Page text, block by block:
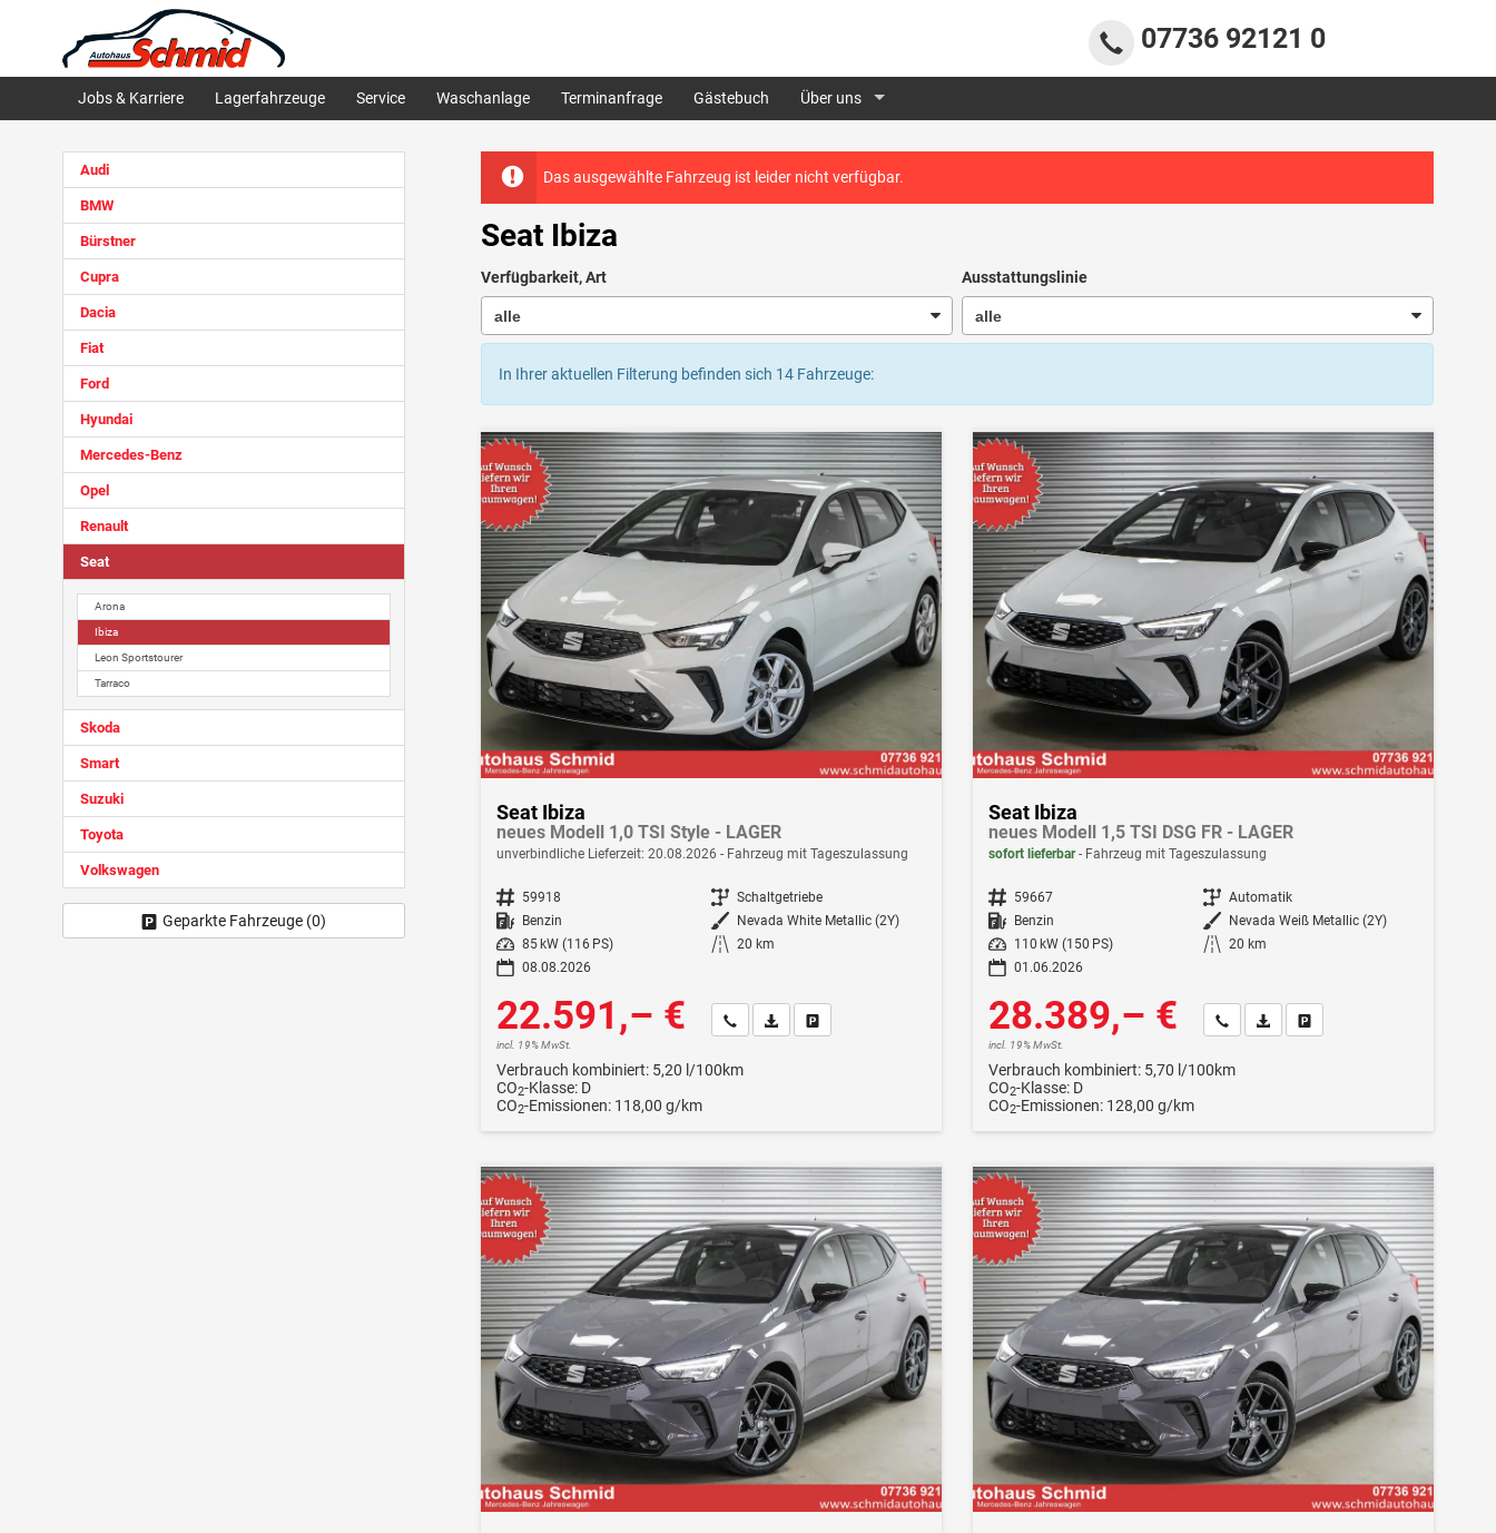
07736 92121 0
Jobs & Karriere Lagerfahrzeuge Service Waschanlage Terminanfrage Gästebuch Über uns
Das ausgewählte Fahrzeug ist leider nicht verfügbar.
Seat Ibiza
Verfügbarkeit, Art Ausstattungslinie
In Ihrer aktuellen Filterung befinden sich 14Fahrzeuge:
Seat Ibiza
neues Modell 1,0 TSI Style - LAGER
unverbindliche Lieferzeit: 20.08.2026 Fahrzeug mit Tageszulassung
Fahrzeugnr. 59918 Getriebe Schaltgetriebe
Kraftstoff Benzin Außenfarbe Nevada White Metallic (2Y)
Leistung
85 kW (116 PS) Kilometerstand 20 km
08.08.2026
22.591,– €
incl. 19% MwSt.
Wir rufen Sie an
Fahrzeugexposé (PDF)
Fahrzeug parken
Verbrauch kombiniert: 5,20 l/100km
CO2-Klasse: D
CO2-Emissionen: 118,00 g/km
Seat Ibiza
neues Modell 1,5 TSI DSG FR - LAGER
sofort lieferbar Fahrzeug mit Tageszulassung
Fahrzeugnr. 59667 Getriebe Automatik
Kraftstoff Benzin Außenfarbe Nevada Weiß Metallic (2Y)
Leistung
110 kW (150 PS) Kilometerstand 20 km
01.06.2026
28.389,– €
incl. 19% MwSt.
Wir rufen Sie an
Fahrzeugexposé (PDF)
Fahrzeug parken
Verbrauch kombiniert: 5,70 l/100km
CO2-Klasse: D
CO2-Emissionen: 128,00 g/km
Audi
BMW
Bürstner
Cupra
Dacia
Fiat
Ford
Hyundai
Mercedes-Benz
Opel
Renault
Seat
Arona
Ibiza
Leon Sportstourer
Tarraco
Skoda
Smart
Suzuki
Toyota
Volkswagen
Geparkte Fahrzeuge (0)